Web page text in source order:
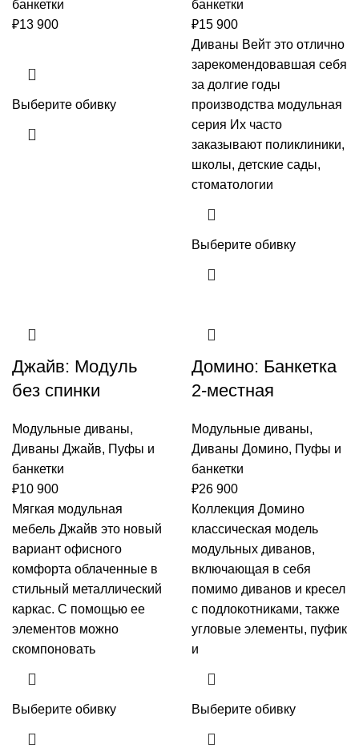
банкетки
₽13 900
Выберите обивку
банкетки
₽15 900
Диваны Вейт это отлично
зарекомендовавшая себя
за долгие годы
производства модульная
серия Их часто
заказывают поликлиники,
школы, детские сады,
стоматологии
Выберите обивку
Джайв: Модуль
без спинки
Модульные диваны,
Диваны Джайв, Пуфы и
банкетки
₽10 900
Мягкая модульная
мебель Джайв это новый
вариант офисного
комфорта облаченные в
стильный металлический
каркас. С помощью ее
элементов можно
скомпоновать
Выберите обивку
Домино: Банкетка
2-местная
Модульные диваны,
Диваны Домино, Пуфы и
банкетки
₽26 900
Коллекция Домино
классическая модель
модульных диванов,
включающая в себя
помимо диванов и кресел
с подлокотниками, также
угловые элементы, пуфик
и
Выберите обивку